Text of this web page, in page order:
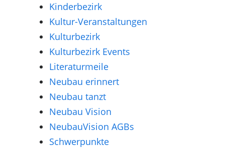
Kinderbezirk
Kultur-Veranstaltungen
Kulturbezirk
Kulturbezirk Events
Literaturmeile
Neubau erinnert
Neubau tanzt
Neubau Vision
NeubauVision AGBs
Schwerpunkte